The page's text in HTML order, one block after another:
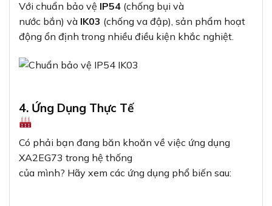
Với chuẩn bảo vệ IP54 (chống bụi và
nước bắn) và IK03 (chống va đập), sản phẩm hoạt
động ổn định trong nhiều điều kiện khắc nghiệt.
4. Ứng Dụng Thực Tế
Có phải bạn đang băn khoăn về việc ứng dụng
XA2EG73 trong hệ thống
của mình? Hãy xem các ứng dụng phổ biến sau: